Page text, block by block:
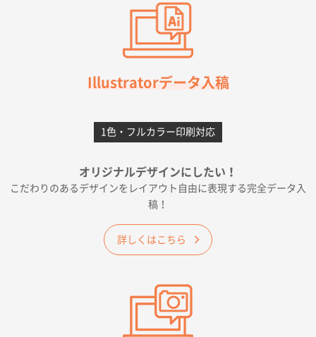
柳さんの対応が素晴らしかった。
フレキソレジ袋 Uバッグ 35号
5000枚
2026年06月28日 15:14
千葉県A社様
2026年06月19日 09:41
価格 大丈夫そうな会社に見えた
大阪府のお客様
A4フルカラークリアファイル1000枚
【ポリ】特別ご注文ページ1000枚
Illustratorデータ入稿
1色・フルカラー印刷対応
オリジナルデザインにしたい！
こだわりのあるデザインをレイアウト自由に表現する完全データ入
稿！
詳しくはこちら